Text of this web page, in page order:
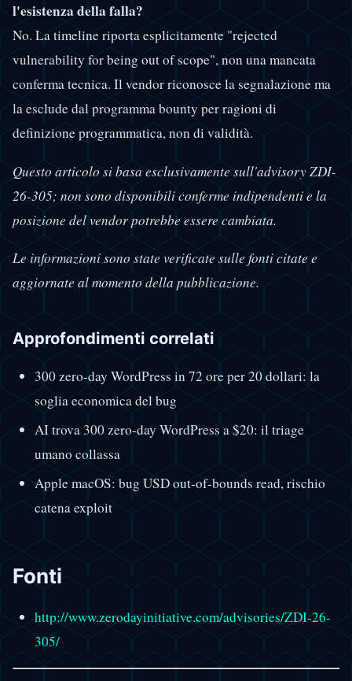
l'esistenza della falla?
No. La timeline riporta esplicitamente "rejected
vulnerability for being out of scope", non una mancata
conferma tecnica. Il vendor riconosce la segnalazione ma
la esclude dal programma bounty per ragioni di
definizione programmatica, non di validità.
Questo articolo si basa esclusivamente sull'advisory ZDI-
26-305; non sono disponibili conferme indipendenti e la
posizione del vendor potrebbe essere cambiata.
Le informazioni sono state verificate sulle fonti citate e
aggiornate al momento della pubblicazione.
Approfondimenti correlati
300 zero-day WordPress in 72 ore per 20 dollari: la
soglia economica del bug
AI trova 300 zero-day WordPress a $20: il triage
umano collassa
Apple macOS: bug USD out-of-bounds read, rischio
catena exploit
Fonti
http://www.zerodayinitiative.com/advisories/ZDI-26-
305/